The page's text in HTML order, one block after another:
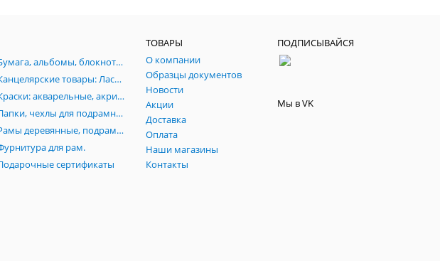
Бумага, альбомы, блокноты, картон, книги, папки, планшеты, пенокартон, паспарту, склейки.
Канцелярские товары: Ластики, линейки, ножи, лекала, готовальни, кнопки, скотч, стрейч
Краски: акварельные, акриловые, гуашевые, темперные, пасты, фестивальные
Папки, чехлы для подрамников, сумки, тубусы, пеналы, портфилио, фартуки
Рамы деревянные, подрамники, модульные подрамники
для рам.
сертификаты
ТОВАРЫ
О компании
Образцы документов
Новости
Акции
Доставка
Оплата
Наши магазины
Контакты
ПОДПИСЫВАЙСЯ
Мы в VK